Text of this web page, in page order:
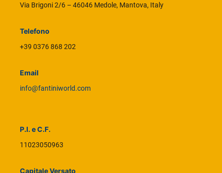
Via Brigoni 2/6 – 46046 Medole, Mantova, Italy
Telefono
+39 0376 868 202
Email
info@fantiniworld.com
P.I. e C.F.
11023050963
Capitale Versato